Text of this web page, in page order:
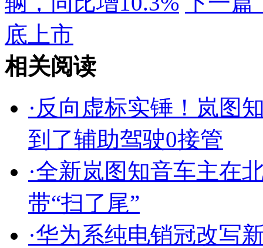
底上市
相关阅读
· 反向虚标实锤！岚图
到了辅助驾驶0接管
·全新岚图知音车主在
带“扫了尾”
·华为系纯电销冠改写